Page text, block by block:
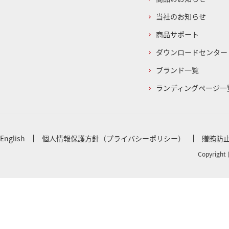
当社のお知らせ
商品サポート
ダウンロードセンター
ブランド一覧
ランディングページ一
English 個人情報保護方針（プライバシーポリシー） 贈賄防
Copyright